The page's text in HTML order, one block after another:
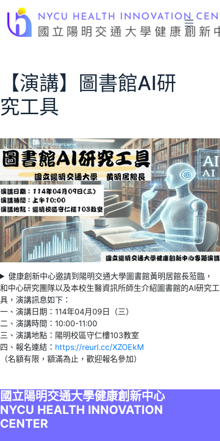
主
【演講】圖書館AI研
究工具
健康創新中心邀請到陽明交通大學圖書館黃明居館長蒞臨，
和中心研究團隊以及本校生醫資訊所師生介紹圖書館的AI研究工
具，演講訊息如下：
一、演講日期：114年04月09日（三）
二、演講時間：10:00-11:00
三、演講地點：陽明校區守仁樓103教室
四、報名連結： https://reurl.cc/XZOEkM
（名額有限，額滿為止，歡迎報名參加）
國立陽明交通大學健康創新中心
NYCU HEALTH INNOVATION
CENTER